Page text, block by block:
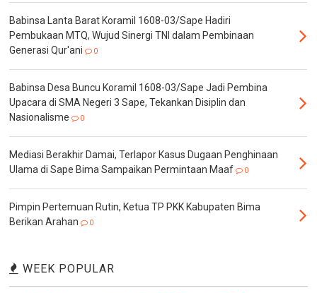
Babinsa Lanta Barat Koramil 1608-03/Sape Hadiri
Pembukaan MTQ, Wujud Sinergi TNI dalam Pembinaan
Generasi Qur'ani
0
Babinsa Desa Buncu Koramil 1608-03/Sape Jadi Pembina
Upacara di SMA Negeri 3 Sape, Tekankan Disiplin dan
Nasionalisme
0
Mediasi Berakhir Damai, Terlapor Kasus Dugaan Penghinaan
Ulama di Sape Bima Sampaikan Permintaan Maaf
0
Pimpin Pertemuan Rutin, Ketua TP PKK Kabupaten Bima
Berikan Arahan
0
WEEK POPULAR